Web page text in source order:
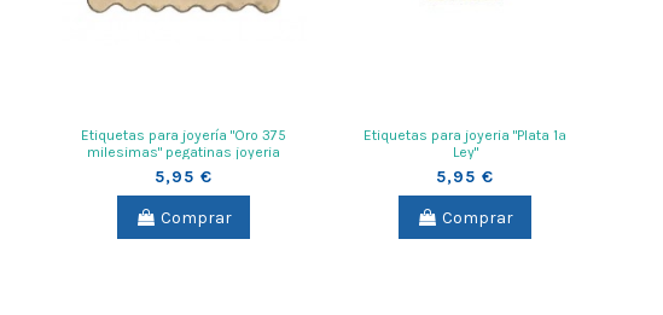
Etiquetas para joyería "Oro 375
milesimas" pegatinas joyeria
1000 unidades
5,95 €
Comprar
Etiquetas para joyeria "Plata 1ª
Ley"
5,95 €
Comprar